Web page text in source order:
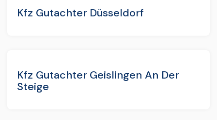
Kfz Gutachter Düsseldorf
Kfz Gutachter Geislingen An Der
Steige